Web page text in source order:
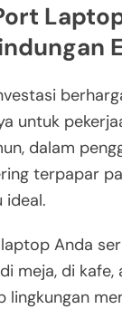
untuk
dalam
terpapar
ideal.
laptop Anda
meja, di kafe,
lingkungan